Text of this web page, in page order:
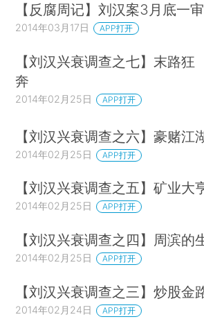
【反腐周记】刘汉案3月底一审
2014年03月17日 APP打开
【刘汉兴衰调查之七】末路狂
奔
2014年02月25日 APP打开
【刘汉兴衰调查之六】豪赌江
2014年02月25日 APP打开
【刘汉兴衰调查之五】矿业大
2014年02月25日 APP打开
【刘汉兴衰调查之四】周滨的
2014年02月25日 APP打开
【刘汉兴衰调查之三】炒股金
2014年02月24日 APP打开